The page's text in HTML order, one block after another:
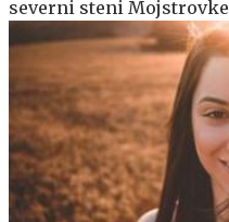
severni steni Mojstrovke